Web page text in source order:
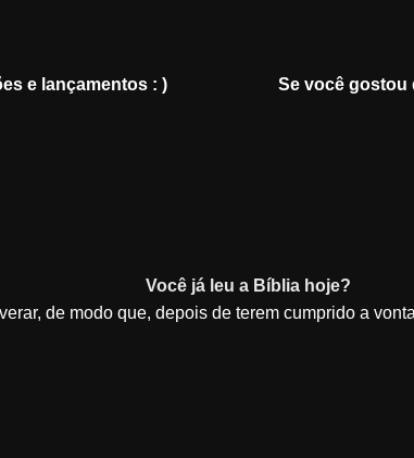
e lançamentos : )
Se você gostou
Você já leu a Bíblia hoje?
de modo que, depois de terem cumprido a